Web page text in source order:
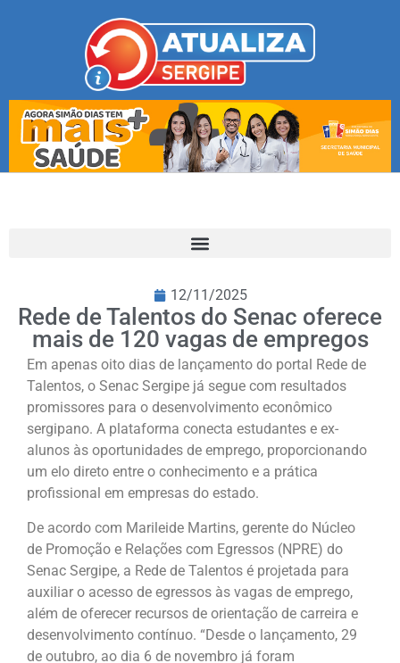
12/11/2025
Rede de Talentos do Senac oferece
mais de 120 vagas de empregos
Em apenas oito dias de lançamento do portal Rede de
Talentos, o Senac Sergipe já segue com resultados
promissores para o desenvolvimento econômico
sergipano. A plataforma conecta estudantes e ex-
alunos às oportunidades de emprego, proporcionando
um elo direto entre o conhecimento e a prática
profissional em empresas do estado.
De acordo com Marileide Martins, gerente do Núcleo
de Promoção e Relações com Egressos (NPRE) do
Senac Sergipe, a Rede de Talentos é projetada para
auxiliar o acesso de egressos às vagas de emprego,
além de oferecer recursos de orientação de carreira e
desenvolvimento contínuo. “Desde o lançamento, 29
de outubro, ao dia 6 de novembro já foram